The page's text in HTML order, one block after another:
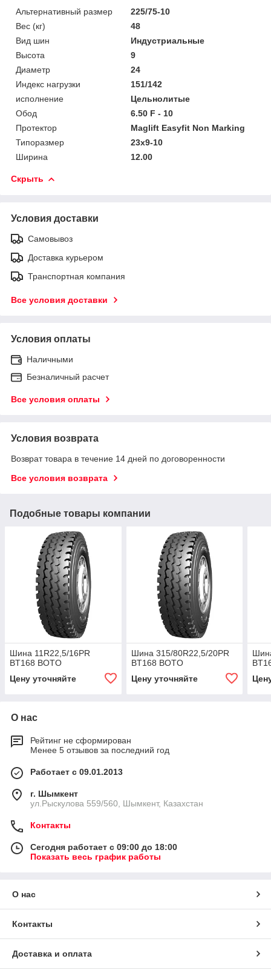
Альтернативный размер
225/75-10
Вес (кг)
48
Вид шин
Индустриальные
Высота
9
Диаметр
24
Индекс нагрузки
151/142
исполнение
Цельнолитые
Обод
6.50 F - 10
Протектор
Maglift Easyfit Non Marking
Типоразмер
23x9-10
Ширина
12.00
Скрыть
Условия доставки
Самовывоз
Доставка курьером
Транспортная компания
Все условия доставки
Условия оплаты
Наличными
Безналичный расчет
Все условия оплаты
Условия возврата
Возврат товара в течение 14 дней по договоренности
Все условия возврата
Подобные товары компании
Шина 11R22,5/16PR
BT168 BOTO
Цену уточняйте
Шина 315/80R22,5/20PR
BT168 BOTO
Цену уточняйте
О нас
Рейтинг не сформирован
Менее 5 отзывов за последний год
Работает с 09.01.2013
г. Шымкент
ул.Рыскулова 559/560, Шымкент, Казахстан
Контакты
Сегодня работает с 09:00 до 18:00
Показать весь график работы
О нас
Контакты
Доставка и оплата